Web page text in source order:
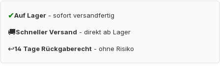
✔Auf Lager - sofort versandfertig
🚚Schneller Versand - direkt ab Lager
↩14 Tage Rückgaberecht - ohne Risiko